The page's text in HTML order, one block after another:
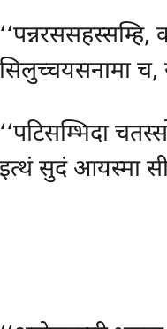
सिलुच्चयसनामा च,
‘‘पटिसम्भिदा
इत्थं सुदं आयस्मा